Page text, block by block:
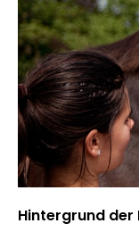
Hintergrund der